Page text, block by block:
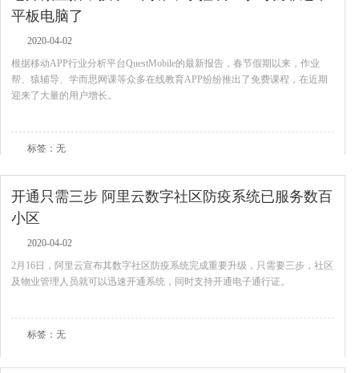
平板电脑了
2020-04-02
根据移动APP行业分析平台QuestMobile的最新报告，春节假期以来，作业
帮、猿辅导、学而思网课等众多在线教育APP纷纷推出了免费课程，在近期
迎来了大量的用户增长。
标签：无
开通只需三步 阿里云数字社区防疫系统已服务数百
小区
2020-04-02
2月16日，阿里云宣布其数字社区防疫系统完成重要升级，只需要三步，社区
及物业管理人员就可以迅速开通系统，同时支持开通电子通行证。
标签：无